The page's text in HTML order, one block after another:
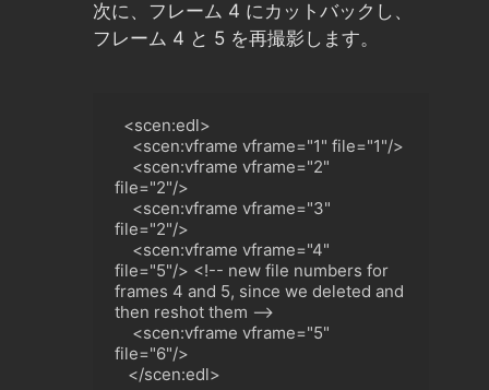
次に、フレーム 4 にカットバックし、
フレーム 4 と 5 を再撮影します。
<scen:edl>
<scen:vframe vframe="1" file="1"/>
<scen:vframe vframe="2"
file="2"/>
<scen:vframe vframe="3"
file="2"/>
<scen:vframe vframe="4"
file="5"/> <!-- new file numbers for
frames 4 and 5, since we deleted and
then reshot them -->
<scen:vframe vframe="5"
file="6"/>
</scen:edl>